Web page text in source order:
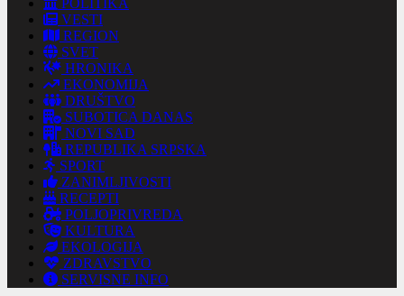
POLITIKA
VESTI
REGION
SVET
HRONIKA
EKONOMIJA
DRUŠTVO
SUBOTICA DANAS
NOVI SAD
REPUBLIKA SRPSKA
SPORT
ZANIMLJIVOSTI
RECEPTI
POLJOPRIVREDA
KULTURA
EKOLOGIJA
ZDRAVSTVO
SERVISNE INFO